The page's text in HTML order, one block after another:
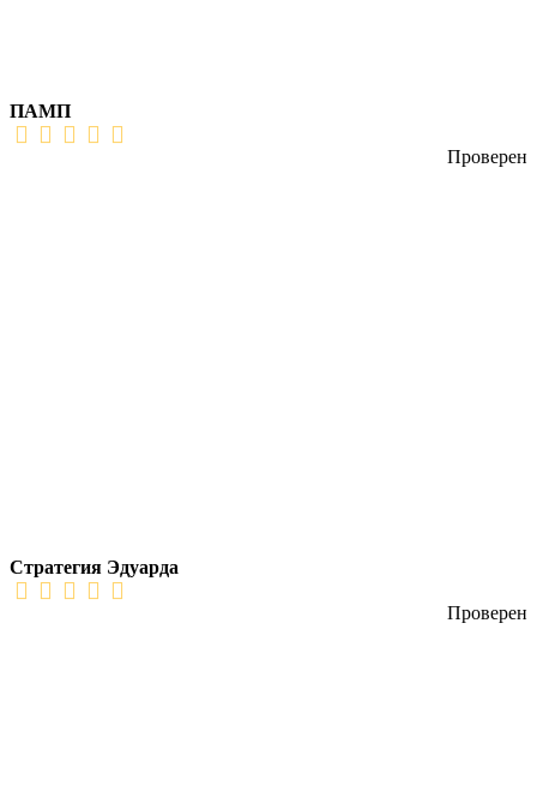
ПАМП
Проверен
Стратегия Эдуарда
Проверен